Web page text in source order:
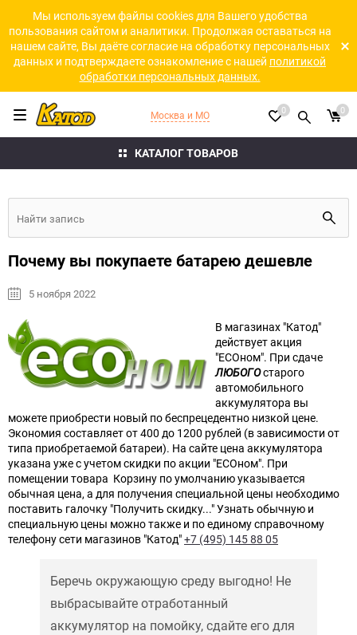
Мы используем файлы cookies для Вашего удобства
пользования сайтом и аналитики. Продолжая оставаться на
нашем сайте, Вы даёте согласие на обработку персональных
данных и подтверждаете ознакомление с нашей политикой
обработки персональных данных.
КАТАЛОГ ТОВАРОВ
Москва и МО 0 0
Почему вы покупаете батарею дешевле
5 ноября 2022
В магазинах "Катод"
действует акция
"ECOном". При сдаче
ЛЮБОГОстарого
автомобильного
аккумулятора вы
можете приобрести новый по беспрецедентно низкой цене.
Экономия составляет от 400 до 1200 рублей (в зависимости от
типа приобретаемой батареи). На сайте цена аккумулятора
указана уже с учетом скидки по акции "ECOном". При
помещении товара Корзину по умолчанию указывается
обычная цена, а для получения специальной цены необходимо
поставить галочку "Получить скидку..." Узнать обычную и
специальную цены можно также и по единому справочному
телефону сети магазинов "Катод"+7 (495) 145 88 05
Беречь окружающую среду выгодно! Не
выбрасывайте отработанный
аккумулятор на помойку, сдайте его для